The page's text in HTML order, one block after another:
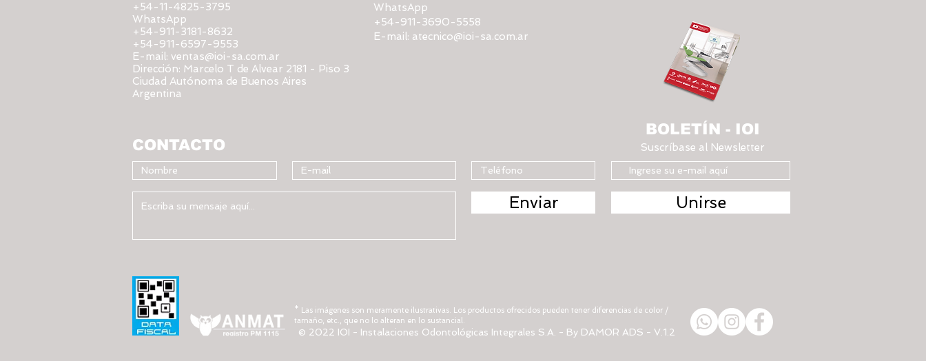
+54-11-4825-3795
WhatsApp
+54-911-3181-8632
+54-911-6597-9553
E-mail: ventas@ioi-sa.com.ar
Dirección: Marcelo T de Alvear 2181 - Piso 3
Ciudad Autónoma de Buenos Aires
Argentina
WhatsApp
+54-911-3690-5558
E-mail: atecnico@ioi-sa.com.ar
CONTACTO
Enviar
BOLETÍN - IOI
Suscríbase al Newsletter
Unirse
© 2022 IOI - Instalaciones Odontológicas Integrales S.A. - By DAMOR ADS - V.1.2
* Las imágenes son meramente ilustrativas. Los productos ofrecidos pueden tener diferencias de color /
tamaño, etc., que no lo alteran en lo sustancial.